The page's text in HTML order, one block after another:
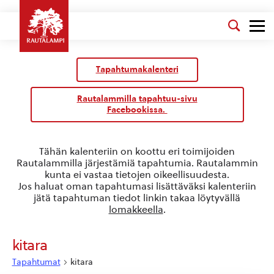
Tapahtumakalenteri
Rautalammilla tapahtuu-sivu
Facebookissa.
kitara
Tapahtumat kitara
Kalenteri
Tapahtumat
Tähän kalenteriin on koottu eri toimijoiden
Rautalammilla järjestämiä tapahtumia. Rautalammin
kunta ei vastaa tietojen oikeellisuudesta.
Jos haluat oman tapahtumasi lisättäväksi kalenteriin
jätä tapahtuman tiedot linkin takaa löytyvällä
lomakkeella.